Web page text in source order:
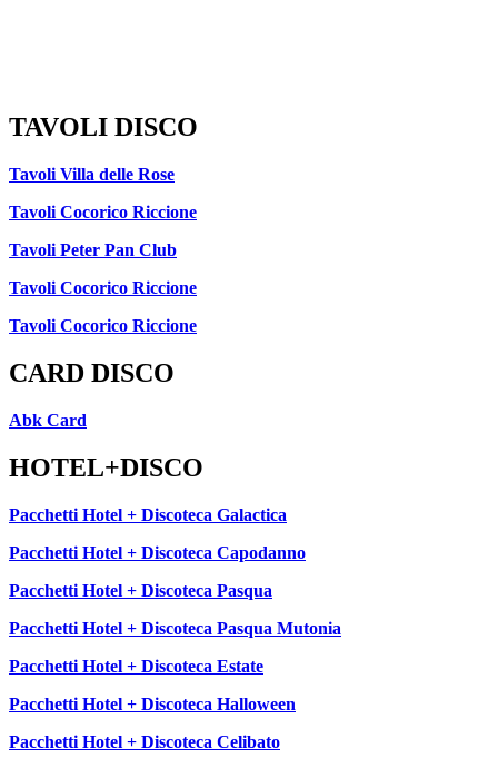
TAVOLI DISCO
Tavoli Villa delle Rose
Tavoli Cocorico Riccione
Tavoli Peter Pan Club
Tavoli Cocorico Riccione
Tavoli Cocorico Riccione
CARD DISCO
Abk Card
HOTEL+DISCO
Pacchetti Hotel + Discoteca Galactica
Pacchetti Hotel + Discoteca Capodanno
Pacchetti Hotel + Discoteca Pasqua
Pacchetti Hotel + Discoteca Pasqua Mutonia
Pacchetti Hotel + Discoteca Estate
Pacchetti Hotel + Discoteca Halloween
Pacchetti Hotel + Discoteca Celibato